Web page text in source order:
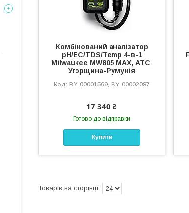
Комбінований аналізатор
pH/EC/TDS/Temp 4-в-1
Milwaukee MW805 MAX, АТС,
Угорщина-Румунія
BY-00001569, BY-00002087
17 340 ₴
Готово до відправки
Купити